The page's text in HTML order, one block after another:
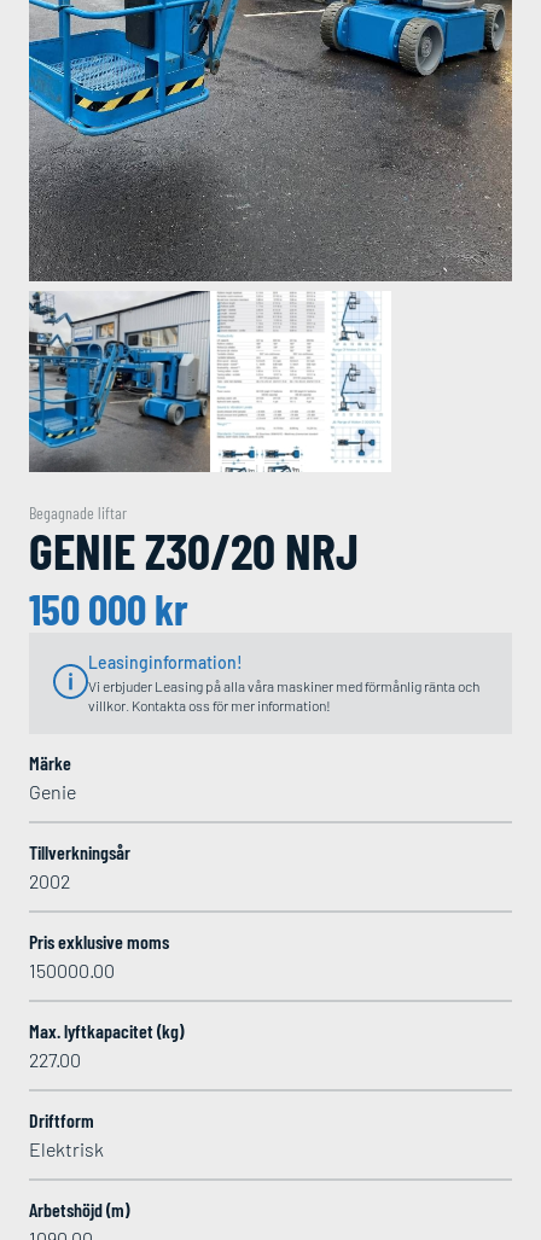
Begagnade liftar
GENIE Z30/20 NRJ
150 000kr
Leasinginformation!
Vi erbjuder Leasing på alla våra maskiner med förmånlig ränta och
villkor. Kontakta oss för mer information!
Märke
Genie
Tillverkningsår
2002
Pris exklusive moms
150000.00
Max. lyftkapacitet (kg)
227.00
Driftform
Elektrisk
Arbetshöjd (m)